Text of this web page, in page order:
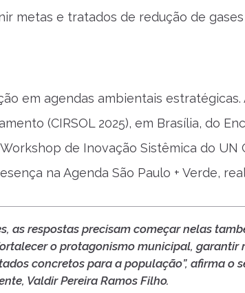
metas e tratados de redução de
em agendas ambientais
(CIRSOL 2025), em Brasília, do
de Inovação Sistêmica do UN
na Agenda São Paulo + Verde,
as respostas precisam começar nelas
o protagonismo municipal, garantir
concretos para a população”, afirma o
Valdir Pereira Ramos Filho.